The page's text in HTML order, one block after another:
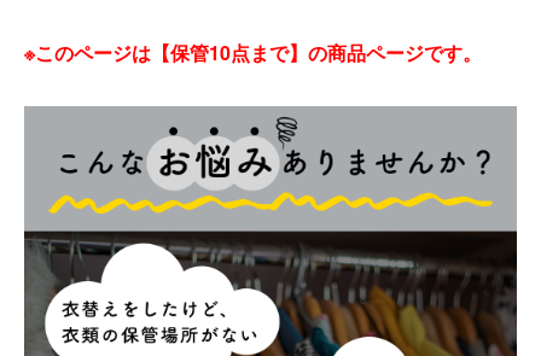
※このページは【保管10点まで】の商品ページです。